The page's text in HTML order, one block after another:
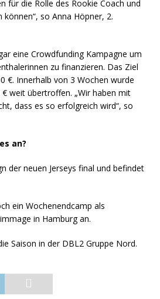
für die Rolle des Rookie Coach und
so Anna Höpner, 2.
eine Crowdfunding Kampagne um
zu finanzieren. Das Ziel
€. Innerhalb von 3 Wochen wurde
weit übertroffen. „Wir haben mit
dass es so erfolgreich wird“, so
an?
der neuen Jerseys final und befindet
ein Wochenendcamp als
in Hamburg an.
Saison in der DBL2 Gruppe Nord.